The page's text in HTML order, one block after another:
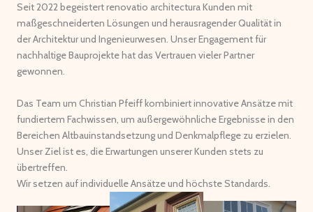
Seit 2022 begeistert renovatio architectura Kunden mit
maßgeschneiderten Lösungen und herausragender Qualität in
der Architektur und Ingenieurwesen. Unser Engagement für
nachhaltige Bauprojekte hat das Vertrauen vieler Partner
gewonnen.
Das Team um Christian Pfeiff kombiniert innovative Ansätze mit
fundiertem Fachwissen, um außergewöhnliche Ergebnisse in den
Bereichen Altbauinstandsetzung und Denkmalpflege zu erzielen.
Unser Ziel ist es, die Erwartungen unserer Kunden stets zu
übertreffen.
Wir setzen auf individuelle Ansätze und höchste Standards.